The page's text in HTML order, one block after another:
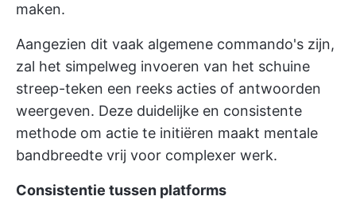
maken.
Aangezien dit vaak algemene commando's zijn,
zal het simpelweg invoeren van het schuine
streep-teken een reeks acties of antwoorden
weergeven. Deze duidelijke en consistente
methode om actie te initiëren maakt mentale
bandbreedte vrij voor complexer werk.
Consistentie tussen platforms